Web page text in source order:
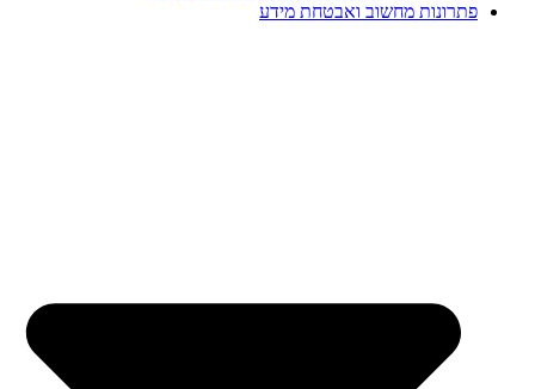
פתרונות מחשוב ואבטחת מידע